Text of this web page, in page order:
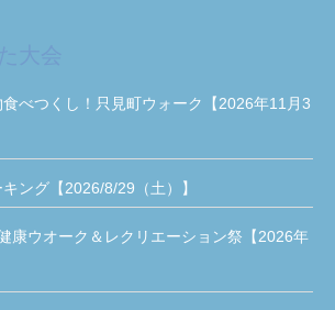
べつくし！只見町ウォーク【2026年11月3
ング【2026/8/29（土）】
康ウオーク＆レクリエーション祭【2026年